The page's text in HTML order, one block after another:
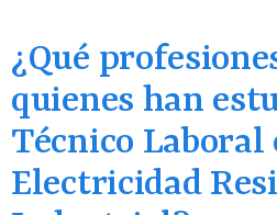
¿Qué
quienes han
Técnico Laboral
Electricidad